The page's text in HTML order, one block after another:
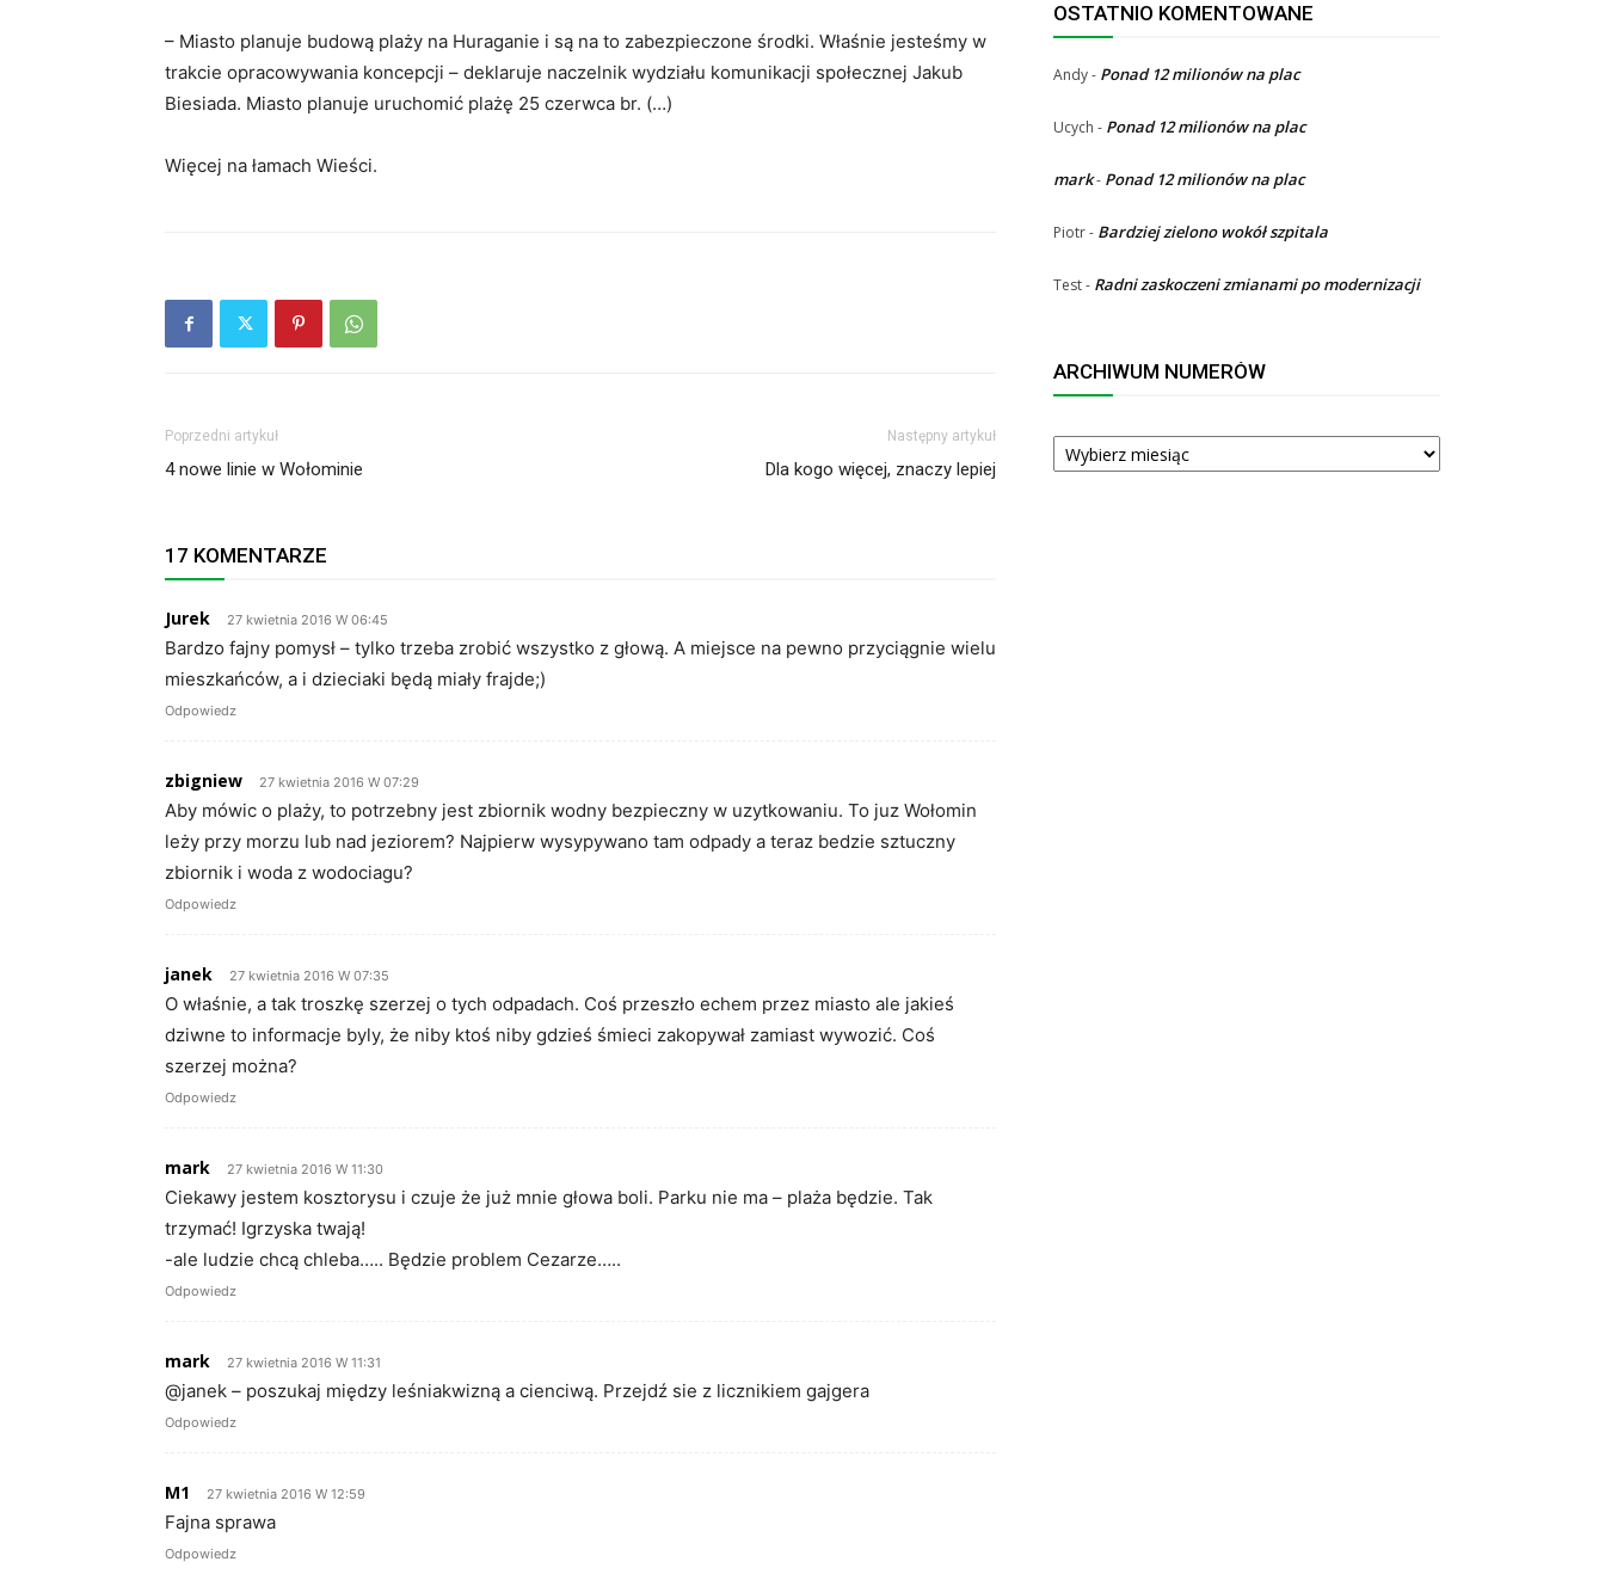
– Miasto planuje budową plaży na Huraganie i są na to zabezpieczone środki. Właśnie jesteśmy w
trakcie opracowywania koncepcji – deklaruje naczelnik wydziału komunikacji społecznej Jakub
Biesiada. Miasto planuje uruchomić plażę 25 czerwca br. (…)
Więcej na łamach Wieści.
Poprzedni artykuł
4 nowe linie w Wołominie
Następny artykuł
Dla kogo więcej, znaczy lepiej
17 KOMENTARZE
Jurek 27 kwietnia 2016 W 06:45
Bardzo fajny pomysł – tylko trzeba zrobić wszystko z głową. A miejsce na pewno przyciągnie wielu
mieszkańców, a i dzieciaki będą miały frajde;)
Odpowiedz
zbigniew 27 kwietnia 2016 W 07:29
Aby mówic o plaży, to potrzebny jest zbiornik wodny bezpieczny w uzytkowaniu. To juz Wołomin
leży przy morzu lub nad jeziorem? Najpierw wysypywano tam odpady a teraz bedzie sztuczny
zbiornik i woda z wodociagu?
Odpowiedz
janek 27 kwietnia 2016 W 07:35
O właśnie, a tak troszkę szerzej o tych odpadach. Coś przeszło echem przez miasto ale jakieś
dziwne to informacje byly, że niby ktoś niby gdzieś śmieci zakopywał zamiast wywozić. Coś
szerzej można?
Odpowiedz
mark 27 kwietnia 2016 W 11:30
Ciekawy jestem kosztorysu i czuje że już mnie głowa boli. Parku nie ma – plaża będzie. Tak
trzymać! Igrzyska twają!
-ale ludzie chcą chleba….. Będzie problem Cezarze…..
Odpowiedz
mark 27 kwietnia 2016 W 11:31
@janek – poszukaj między leśniakwizną a cienciwą. Przejdź sie z licznikiem gajgera
Odpowiedz
M1 27 kwietnia 2016 W 12:59
Fajna sprawa
Odpowiedz
OSTATNIO KOMENTOWANE
Andy- Ponad 12 milionów na plac
Ucych - Ponad 12 milionów na plac
mark- Ponad 12 milionów na plac
Piotr- Bardziej zielono wokół szpitala
Test- Radni zaskoczeni zmianami po modernizacji
ARCHIWUM NUMERÓW
ARCHIWUM
NUMERÓW